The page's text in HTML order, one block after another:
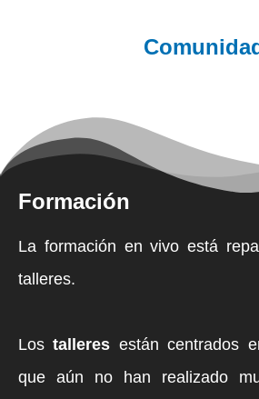
Formación
La formación en vivo está
talleres.
Los talleres están centrados
que aún no han realizado